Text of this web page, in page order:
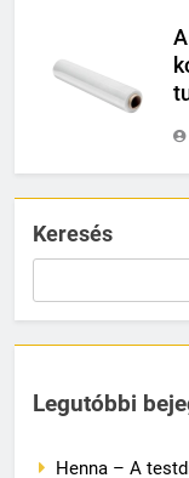
Keresés
Legutóbbi
Henna – A